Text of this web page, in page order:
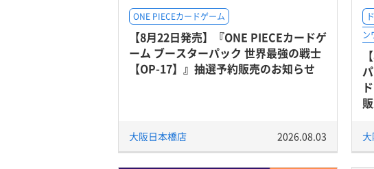
ONE PIECEカードゲーム
【8月22日発売】『ONE PIECEカードゲ
ーム ブースターパック 世界最強の戦士
【OP-17】』抽選予約販売のお知らせ
大阪日本橋店 2026.08.03
ン